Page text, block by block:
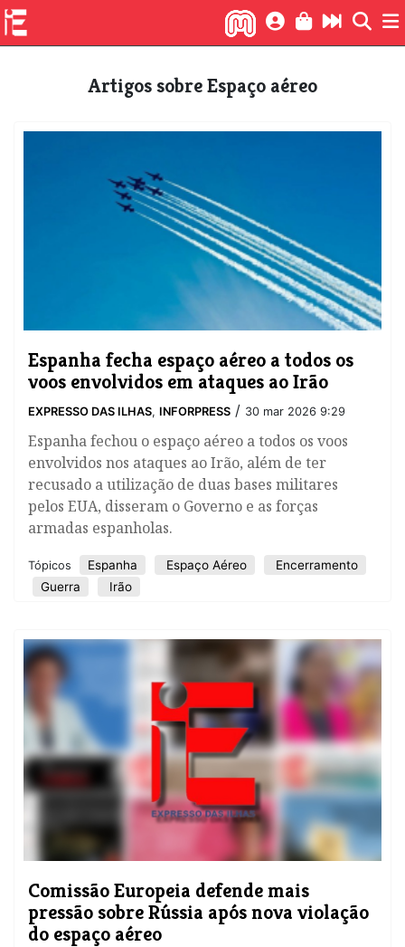
Artigos sobre Espaço aéreo
Espanha fecha espaço aéreo a todos os
voos envolvidos em ataques ao Irão
EXPRESSO DAS ILHAS, INFORPRESS / 30 mar 2026 9:29
Espanha fechou o espaço aéreo a todos os voos
envolvidos nos ataques ao Irão, além de ter
recusado a utilização de duas bases militares
pelos EUA, disseram o Governo e as forças
armadas espanholas.
Tópicos Espanha Espaço Aéreo
Encerramento
Guerra
Irão
Comissão Europeia defende mais
pressão sobre Rússia após nova violação
do espaço aéreo